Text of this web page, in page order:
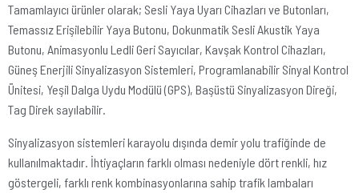
Tamamlayıcı ürünler olarak; Sesli Yaya Uyarı Cihazları ve Butonları,
Temassız Erişilebilir Yaya Butonu, Dokunmatik Sesli Akustik Yaya
Butonu, Animasyonlu Ledli Geri Sayıcılar, Kavşak Kontrol Cihazları,
Güneş Enerjili Sinyalizasyon Sistemleri, Programlanabilir Sinyal Kontrol
Ünitesi, Yeşil Dalga Uydu Modülü (GPS), Başüstü Sinyalizasyon Direği,
Tag Direk sayılabilir.
Sinyalizasyon sistemleri karayolu dışında demir yolu trafiğinde de
kullanılmaktadır. İhtiyaçların farklı olması nedeniyle dört renkli, hız
göstergeli, farklı renk kombinasyonlarına sahip trafik lambaları